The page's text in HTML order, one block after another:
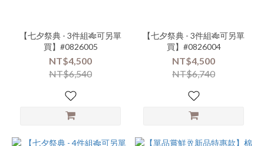
【七夕祭典 - 3件組🎋可另單
買】#0826005
NT$4,500
NT$6,540
【七夕祭典 - 3件組🎋可另單
買】#0826004
NT$4,500
NT$6,740